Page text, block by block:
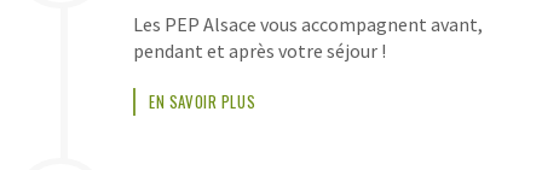
Les PEP Alsace vous accompagnent avant,
pendant et après votre séjour !
EN SAVOIR PLUS